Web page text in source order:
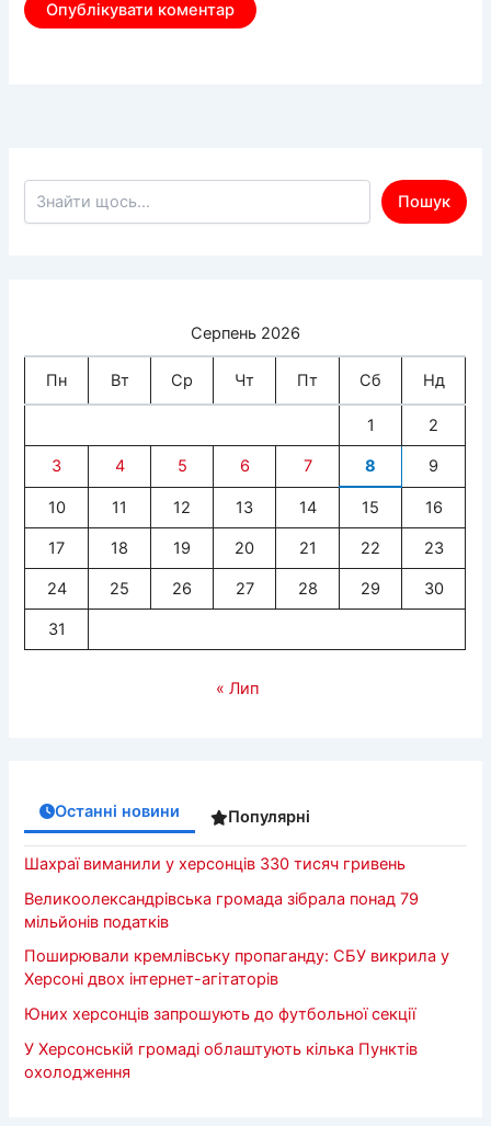
Пошук по сайту
Пошук
Серпень 2026
Пн Вт Ср Чт Пт Сб Нд
1 2
3 4 5 6 7 8 9
10 11 12 13 14 15 16
17 18 19 20 21 22 23
24 25 26 27 28 29 30
31
« Лип
Останні новини Популярні
Шахраї виманили у херсонців 330 тисяч гривень
Великоолександрівська громада зібрала понад 79
мільйонів податків
Поширювали кремлівську пропаганду: СБУ викрила у
Херсоні двох інтернет-агітаторів
Юних херсонців запрошують до футбольної секції
У Херсонській громаді облаштують кілька Пунктів
охолодження